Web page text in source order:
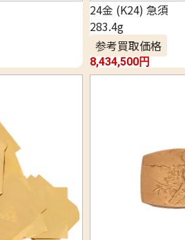
24金 (K24) 急須
283.4g
参考買取価格
8,434,500円